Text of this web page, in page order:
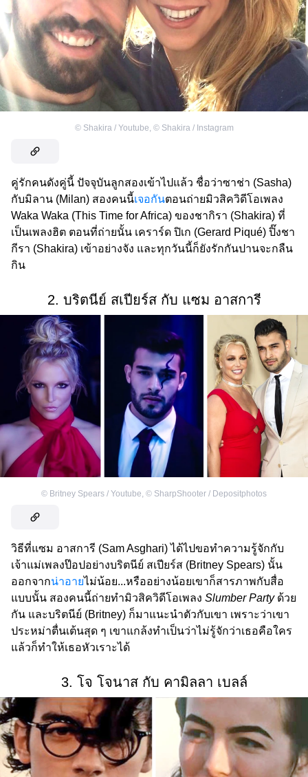
© Shakira / Youtube, © Shakira / Instagram
คู่รักคนดังคู่นี้ ปัจจุบันลูกสองเข้าไปแล้ว ชื่อว่าซาช่า (Sasha)
กับมิลาน (Milan) สองคนนี้เจอกันตอนถ่ายมิวสิควิดีโอเพลง
Waka Waka (This Time for Africa) ของชากิรา (Shakira) ที่
เป็นเพลงฮิต ตอนที่ถ่ายนั้น เคราร์ด ปิเก (Gerard Piqué) ปิ๊งชา
กีรา (Shakira) เข้าอย่างจัง และทุกวันนี้ก็ยังรักกันปานจะกลืน
กิน
2. บริตนีย์ สเปียร์ส กับ แซม อาสการี
© Britney Spears / Youtube, © SharpShooter / Depositphotos
วิธีที่แซม อาสการี (Sam Asghari) ได้ไปขอทำความรู้จักกับ
เจ้าแม่เพลงป๊อปอย่างบริตนีย์ สเปียร์ส (Britney Spears) นั้น
ออกจากน่าอายไม่น้อย...หรืออย่างน้อยเขาก็สารภาพกับสื่อ
แบบนั้น สองคนนี้ถ่ายทำมิวสิควิดีโอเพลง Slumber Partyด้วย
กัน และบริตนีย์ (Britney) ก็มาแนะนำตัวกับเขา เพราะว่าเขา
ประหม่าตื่นเต้นสุด ๆ เขาแกล้งทำเป็นว่าไม่รู้จักว่าเธอคือใคร
แล้วก็ทำให้เธอหัวเราะได้
3. โจ โจนาส กับ คามิลลา เบลล์